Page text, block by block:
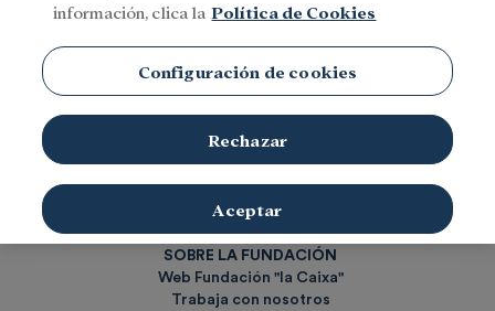
Investigación y becas
Etiquetas
SOBRE LA FUNDACIÓN
Web Fundación "la Caixa"
Trabaja con nosotros
información, clica la Política de Cookies
Configuración de cookies
Rechazar
Aceptar